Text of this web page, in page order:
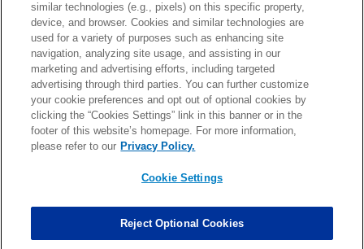
順位表
About NFL
More NFL 特集
TOP お問い合わせ FAQ
PHOTO BY AP Images / PHOTO BY Getty Images
similar technologies (e.g., pixels) on this specific property,
device, and browser. Cookies and similar technologies are
used for a variety of purposes such as enhancing site
navigation, analyzing site usage, and assisting in our
marketing and advertising efforts, including targeted
advertising through third parties. You can further customize
your cookie preferences and opt out of optional cookies by
clicking the “Cookies Settings” link in this banner or in the
footer of this website’s homepage. For more information,
please refer to our Privacy Policy.
Cookie Settings
Reject Optional Cookies